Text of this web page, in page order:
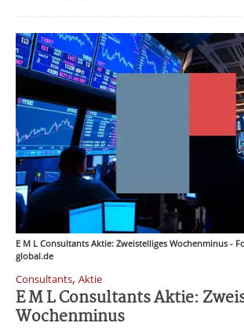
E M L Consultants Aktie: Zweistelliges Wochenminus -
global.de
Consultants, Aktie
E M L Consultants Aktie:
Wochenminus